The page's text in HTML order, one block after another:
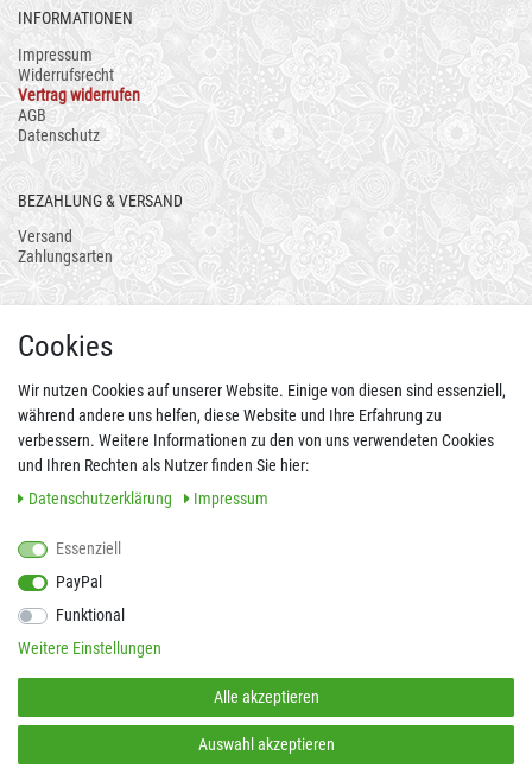
INFORMATIONEN
Impressum
Widerrufsrecht
Vertrag widerrufen
AGB
Datenschutz
BEZAHLUNG & VERSAND
Versand
Zahlungsarten
FOLGEN SIE UNS AUCH AUF
Cookies
Wir nutzen Cookies auf unserer Website. Einige von diesen sind essenziell,
während andere uns helfen, diese Website und Ihre Erfahrung zu
verbessern. Weitere Informationen zu den von uns verwendeten Cookies
und Ihren Rechten als Nutzer finden Sie hier:
Daten­schutz­erklärung
Impressum
Essenziell
PayPal
Funktional
Weitere Einstellungen
Alle akzeptieren
Auswahl akzeptieren